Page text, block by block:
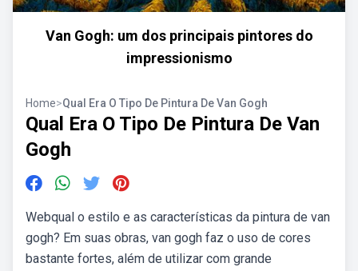
Van Gogh: um dos principais pintores do
impressionismo
Home>Qual Era O Tipo De Pintura De Van Gogh
Qual Era O Tipo De Pintura De Van
Gogh
Webqual o estilo e as características da pintura de van
gogh? Em suas obras, van gogh faz o uso de cores
bastante fortes, além de utilizar com grande